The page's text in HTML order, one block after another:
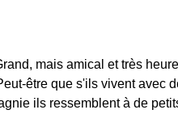
mais amical et très
être que s'ils vivent avec
ils ressemblent à de